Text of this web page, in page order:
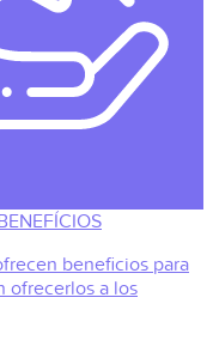
beneficios para
ofrecerlos a los